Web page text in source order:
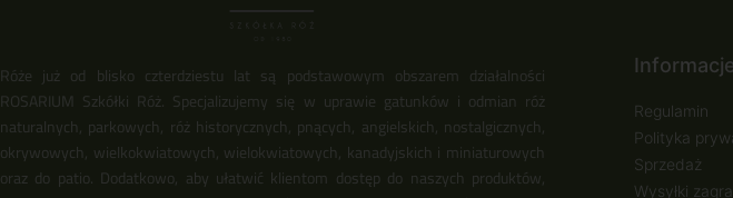
Róże już od blisko czterdziestu lat są podstawowym obszarem działalności
ROSARIUM Szkółki Róż. Specjalizujemy się w uprawie gatunków i odmian róż
naturalnych, parkowych, róż historycznych, pnących, angielskich, nostalgicznych,
okrywowych, wielkokwiatowych, wielokwiatowych, kanadyjskich i miniaturowych
oraz do patio. Dodatkowo, aby ułatwić klientom dostęp do naszych produktów,
Regulamin
Polityka
Sprzedaż
Wysyłki